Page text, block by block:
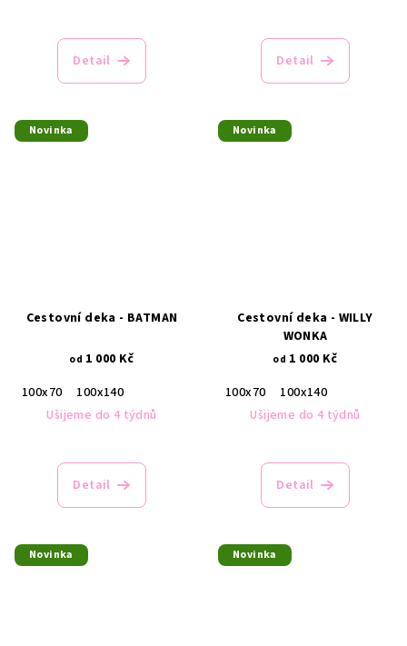
Detail Detail
Novinka
Cestovní deka - BATMAN
od 1 000 Kč
100x70
100x140
Ušijeme do 4 týdnů
Detail
Novinka
Cestovní deka - WILLY
WONKA
od 1 000 Kč
100x70
100x140
Ušijeme do 4 týdnů
Detail
Novinka Novinka